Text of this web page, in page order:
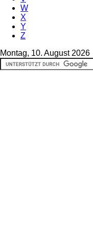
W
X
Y
Z
Montag, 10. August 2026